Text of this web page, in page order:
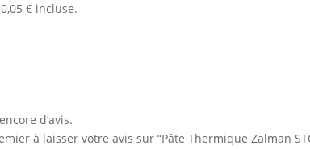
€ incluse.
d’avis.
à laisser votre avis sur “Pâte Thermique Zalman